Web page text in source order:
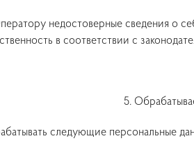
недостоверные сведения о
в соответствии с
5.
следующие персональные